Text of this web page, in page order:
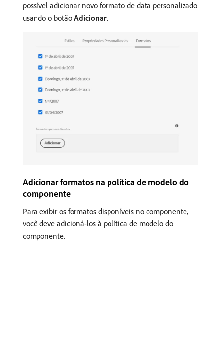
possível adicionar novo formato de data personalizado
usando o botão Adicionar.
Adicionar formatos na política de modelo do
componente
Para exibir os formatos disponíveis no componente,
você deve adicioná-los à política de modelo do
componente.